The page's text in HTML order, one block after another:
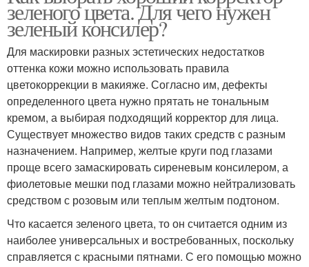
зеленого цвета. Для чего нужен
зеленый консилер?
Для маскировки разных эстетических недостатков
оттенка кожи можно использовать правила
цветокоррекции в макияже. Согласно им, дефекты
определенного цвета нужно прятать не тональным
кремом, а выбирая подходящий корректор для лица.
Существует множество видов таких средств с разным
назначением. Например, желтые круги под глазами
проще всего замаскировать сиреневым консилером, а
фиолетовые мешки под глазами можно нейтрализовать
средством с розовым или теплым желтым подтоном.
Что касается зеленого цвета, то он считается одним из
наиболее универсальных и востребованных, поскольку
справляется с красными пятнами. С его помощью можно